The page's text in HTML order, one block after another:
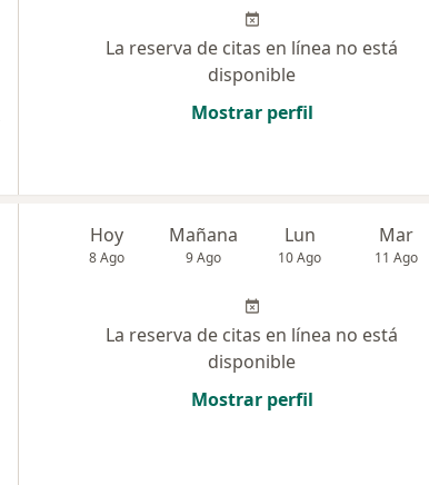
La reserva de citas en línea no está
disponible
Mostrar perfil
Hoy
8 Ago
Mañana
9 Ago
Lun
10 Ago
Mar
11 Ago
La reserva de citas en línea no está
disponible
Mostrar perfil